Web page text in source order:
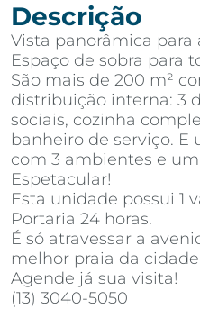
Descrição
Vista panorâmica para
Espaço de sobra para
São mais de 200 m²
distribuição interna: 3
sociais, cozinha
banheiro de serviço. E
com 3 ambientes e
Espetacular!
Esta unidade possui 1
Portaria 24 horas.
É só atravessar a
melhor praia da
Agende já sua visita!
(13) 3040-5050